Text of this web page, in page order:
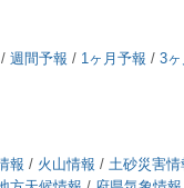
/ 週間予報 / 1ヶ月予報 / 3
報 / 火山情報 / 土砂災害情